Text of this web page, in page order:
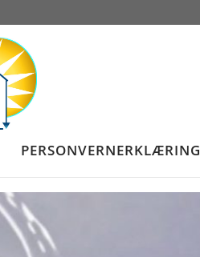
PERSONVERNERKLÆRING